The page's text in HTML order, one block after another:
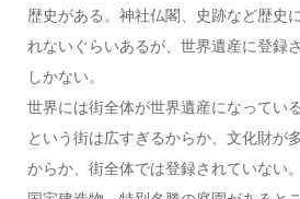
歴史がある。神社仏閣、史跡など歴史
れないぐらいあるが、世界遺産に登録
しかない。
世界には街全体が世界遺産になってい
という街は広すぎるからか、文化財が
からか、街全体では登録されていない。